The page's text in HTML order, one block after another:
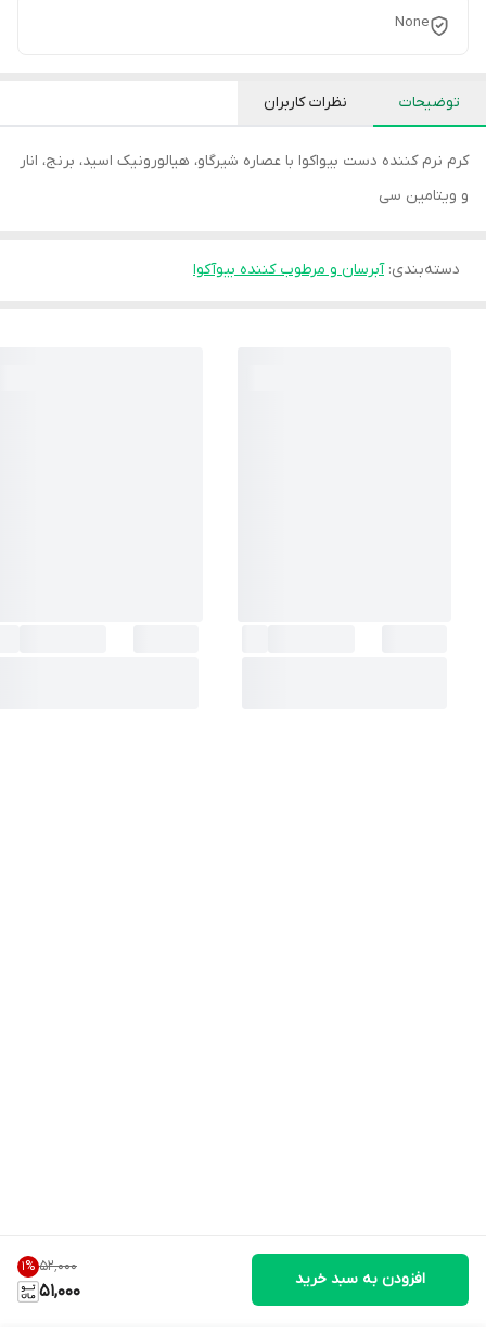
None
۵۲٬۰۰۰ 1%
51,000
افزودن به سبد خرید
توضیحات نظرات کاربران
کرم نرم کننده دست بیواکوا با عصاره شیرگاو، هیالورونیک اسید، برنج، انار
و ویتامین سی
دسته‌بندی:آبرسان و مرطوب کننده بیوآکوا